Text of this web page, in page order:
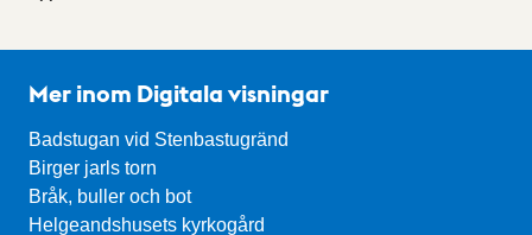
Mer inom Digitala visningar
Badstugan vid Stenbastugränd
Birger jarls torn
Bråk, buller och bot
Helgeandshusets kyrkogård